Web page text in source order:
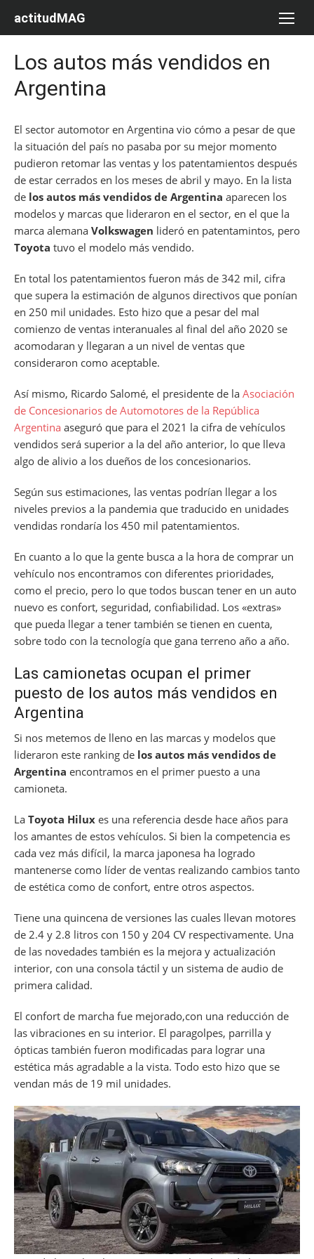
actitudMAG
Los autos más vendidos en
Argentina
El sector automotor en Argentina vio cómo a pesar de que
la situación del país no pasaba por su mejor momento
pudieron retomar las ventas y los patentamientos después
de estar cerrados en los meses de abril y mayo. En la lista
de los autos más vendidos de Argentina aparecen los
modelos y marcas que lideraron en el sector, en el que la
marca alemana Volkswagen lideró en patentamintos, pero
Toyota tuvo el modelo más vendido.
En total los patentamientos fueron más de 342 mil, cifra
que supera la estimación de algunos directivos que ponían
en 250 mil unidades. Esto hizo que a pesar del mal
comienzo de ventas interanuales al final del año 2020 se
acomodaran y llegaran a un nivel de ventas que
consideraron como aceptable.
Así mismo, Ricardo Salomé, el presidente de la Asociación
de Concesionarios de Automotores de la República
Argentina aseguró que para el 2021 la cifra de vehículos
vendidos será superior a la del año anterior, lo que lleva
algo de alivio a los dueños de los concesionarios.
Según sus estimaciones, las ventas podrían llegar a los
niveles previos a la pandemia que traducido en unidades
vendidas rondaría los 450 mil patentamientos.
En cuanto a lo que la gente busca a la hora de comprar un
vehículo nos encontramos con diferentes prioridades,
como el precio, pero lo que todos buscan tener en un auto
nuevo es confort, seguridad, confiabilidad. Los «extras»
que pueda llegar a tener también se tienen en cuenta,
sobre todo con la tecnología que gana terreno año a año.
Las camionetas ocupan el primer
puesto de los autos más vendidos en
Argentina
Si nos metemos de lleno en las marcas y modelos que
lideraron este ranking de los autos más vendidos de
Argentina encontramos en el primer puesto a una
camioneta.
La Toyota Hilux es una referencia desde hace años para
los amantes de estos vehículos. Si bien la competencia es
cada vez más difícil, la marca japonesa ha logrado
mantenerse como líder de ventas realizando cambios tanto
de estética como de confort, entre otros aspectos.
Tiene una quincena de versiones las cuales llevan motores
de 2.4 y 2.8 litros con 150 y 204 CV respectivamente. Una
de las novedades también es la mejora y actualización
interior, con una consola táctil y un sistema de audio de
primera calidad.
El confort de marcha fue mejorado,con una reducción de
las vibraciones en su interior. El paragolpes, parrilla y
ópticas también fueron modificadas para lograr una
estética más agradable a la vista. Todo esto hizo que se
vendan más de 19 mil unidades.